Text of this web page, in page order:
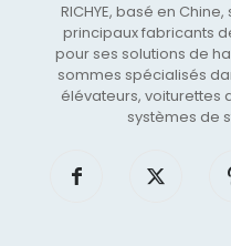
RICHYE, basé en
principaux fabricants
pour ses solutions de
sommes spécialisés
élévateurs, voiturettes
systèmes de